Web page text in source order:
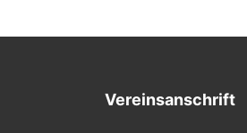
Vereinsanschrift